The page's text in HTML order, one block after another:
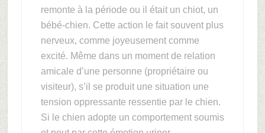
remonte à la période ou il était un chiot, un
bébé-chien. Cette action le fait souvent plus
nerveux, comme joyeusement comme
excité. Même dans un moment de relation
amicale d’une personne (propriétaire ou
visiteur), s’il se produit une situation une
tension oppressante ressentie par le chien.
Si le chien adopte un comportement soumis